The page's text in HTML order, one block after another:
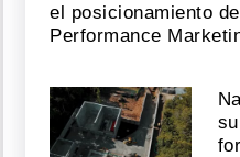
el posicionamiento
Performance